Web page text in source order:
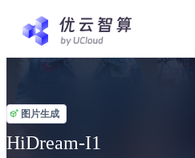
图片生成
HiDream-I1